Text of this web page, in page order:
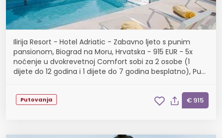
Ilirija Resort - Hotel Adriatic - Zabavno ljeto s punim
pansionom, Biograd na Moru, Hrvatska - 915 EUR - 5x
noćenje u dvokrevetnoj Comfort sobi za 2 osobe (1
dijete do 12 godina i 1 dijete do 7 godina besplatno), Puni
Putovanja € 915